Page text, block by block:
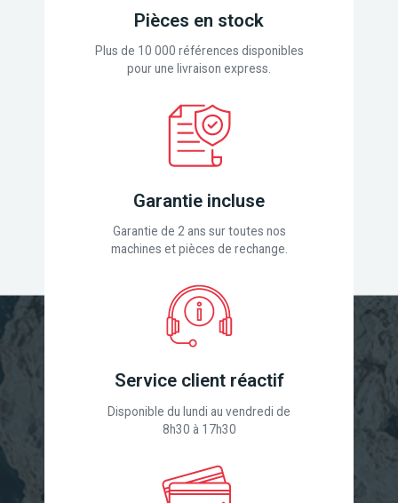
Pièces en stock
Plus de 10 000 références disponibles
pour une livraison express.
Garantie incluse
Garantie de 2 ans sur toutes nos
machines et pièces de rechange.
Service client réactif
Disponible du lundi au vendredi de
8h30 à 17h30